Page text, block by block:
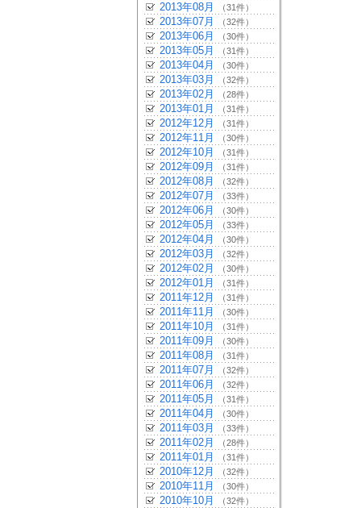
2013年08月 （31件）
2013年07月 （32件）
2013年06月 （30件）
2013年05月 （31件）
2013年04月 （30件）
2013年03月 （32件）
2013年02月 （28件）
2013年01月 （31件）
2012年12月 （31件）
2012年11月 （30件）
2012年10月 （31件）
2012年09月 （31件）
2012年08月 （32件）
2012年07月 （33件）
2012年06月 （30件）
2012年05月 （33件）
2012年04月 （30件）
2012年03月 （32件）
2012年02月 （30件）
2012年01月 （31件）
2011年12月 （31件）
2011年11月 （30件）
2011年10月 （31件）
2011年09月 （30件）
2011年08月 （31件）
2011年07月 （32件）
2011年06月 （32件）
2011年05月 （31件）
2011年04月 （30件）
2011年03月 （33件）
2011年02月 （28件）
2011年01月 （31件）
2010年12月 （32件）
2010年11月 （30件）
2010年10月 （32件）